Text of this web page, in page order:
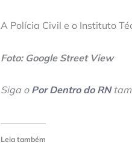
A Polícia Civil e o Instituto
Foto: Google Street View
Siga o Por Dentro do RN
Leia também